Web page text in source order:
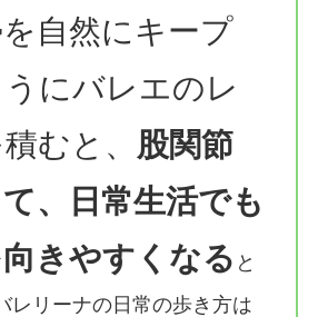
自然にキープ
にバレエのレ
むと、 股関節
、日常生活でも
きやすくなる と
レリーナの日常の歩き方は